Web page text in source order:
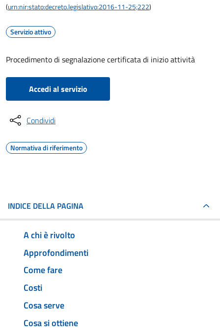
(urn:nir:stato:decreto.legislativo:2016-11-25;222)
Servizio attivo
Procedimento di segnalazione certificata di inizio attività
Accedi al servizio
Condividi
Normativa di riferimento
INDICE DELLA PAGINA
A chi è rivolto
Approfondimenti
Come fare
Costi
Cosa serve
Cosa si ottiene